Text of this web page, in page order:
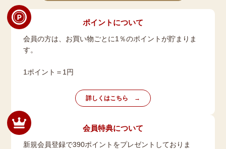
ポイントについて
会員の方は、お買い物ごとに1％のポイントが貯まりま
す。
1ポイント＝1円
詳しくはこちら
会員特典について
新規会員登録で390ポイントをプレゼントしておりま